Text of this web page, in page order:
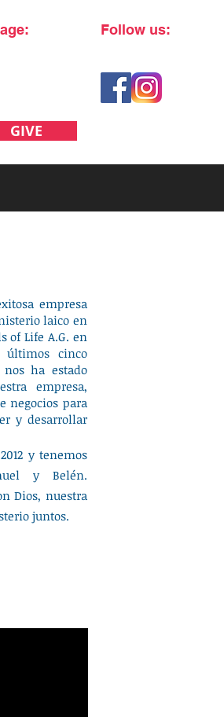
GIVE
Follow us:
empresa
laico en
of Life A.G. en
últimos cinco
ha estado
empresa,
negocios para
y desarrollar
y tenemos
y Belén.
Dios, nuestra
juntos.